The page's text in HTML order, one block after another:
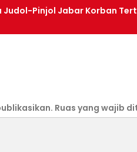
Pinjol Jabar Korban
Ruas yang wajib